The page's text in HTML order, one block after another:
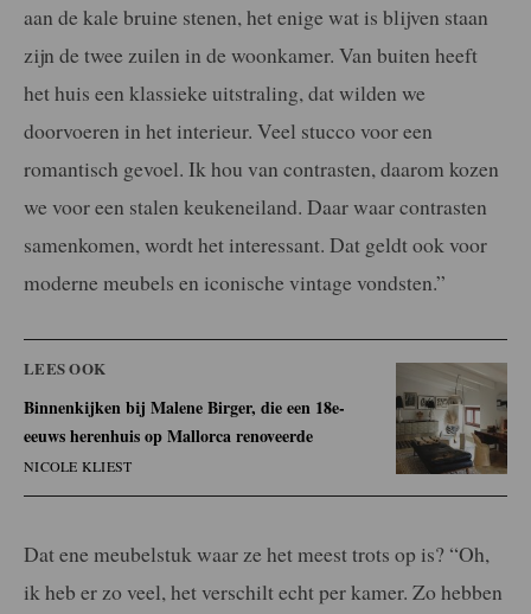
aan de kale bruine stenen, het enige wat is blijven staan
zijn de twee zuilen in de woonkamer. Van buiten heeft
het huis een klassieke uitstraling, dat wilden we
doorvoeren in het interieur. Veel stucco voor een
romantisch gevoel. Ik hou van contrasten, daarom kozen
we voor een stalen keukeneiland. Daar waar contrasten
samenkomen, wordt het interessant. Dat geldt ook voor
moderne meubels en iconische vintage vondsten.”
LEES OOK
Binnenkijken bij Malene Birger, die een 18e-
eeuws herenhuis op Mallorca renoveerde
NICOLE KLIEST
Dat ene meubelstuk waar ze het meest trots op is? “Oh,
ik heb er zo veel, hetverschilt echt per kamer. Zo hebben